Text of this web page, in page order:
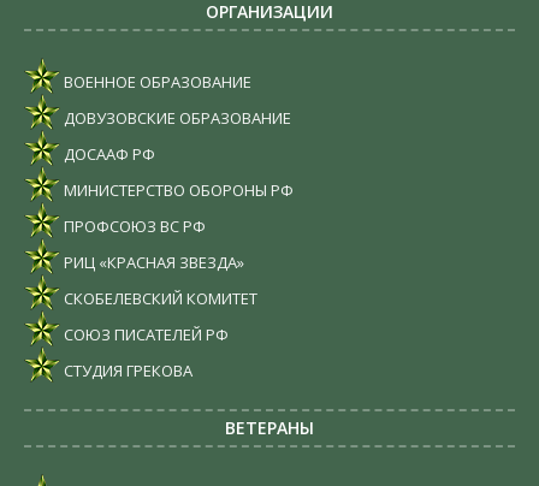
ОРГАНИЗАЦИИ
ВОЕННОЕ ОБРАЗОВАНИЕ
ДОВУЗОВСКИЕ ОБРАЗОВАНИЕ
ДОСААФ РФ
МИНИСТЕРСТВО ОБОРОНЫ РФ
ПРОФСОЮЗ ВС РФ
РИЦ «КРАСНАЯ ЗВЕЗДА»
СКОБЕЛЕВСКИЙ КОМИТЕТ
СОЮЗ ПИСАТЕЛЕЙ РФ
СТУДИЯ ГРЕКОВА
ВЕТЕРАНЫ